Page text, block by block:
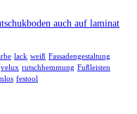
auch auf laminat
lack weiß Fassadengestaltung
velux rutschhemmung Fußleisten
festool